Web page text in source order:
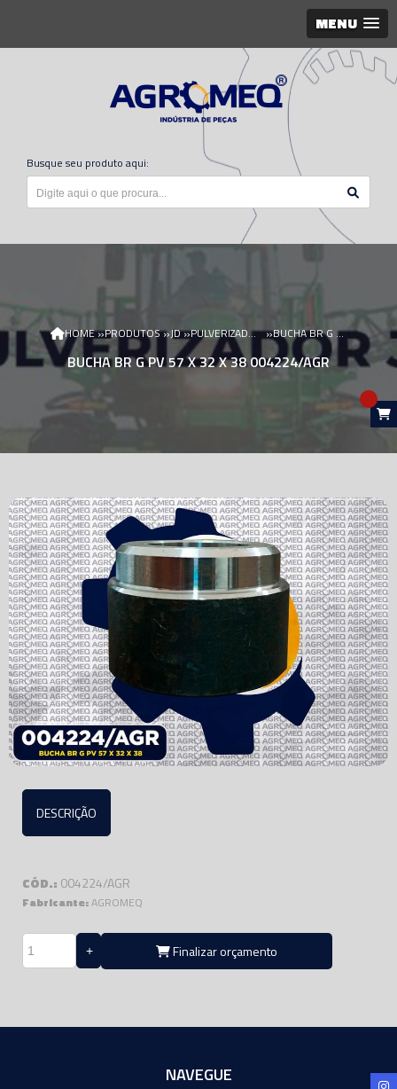
MENU
Busque seu produto aqui:
HOME»PRODUTOS»JD» PULVERIZADOR JD » BUCHA BR G PV 57 X 32 X 38 004224/AGR
BUCHA BR G PV 57 X 32 X 38 004224/AGR
DESCRIÇÃO
CÓD.: 004224/AGR
Fabricante:AGROMEQ
Finalizar orçamento
NAVEGUE